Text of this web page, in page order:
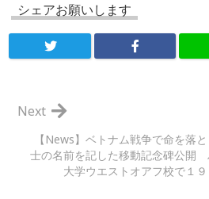
シェアお願いします
【News】ベトナム戦争で命を落
士の名前を記した移動記念碑公開
大学ウエストオアフ校で１
Next